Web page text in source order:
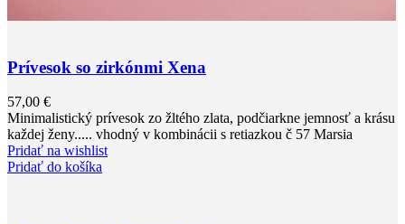
Prívesok so zirkónmi Xena
57,00 €
Minimalistický prívesok zo žltého zlata, podčiarkne jemnosť a krásu
každej ženy..... vhodný v kombinácii s retiazkou č 57 Marsia
Pridať na wishlist
Pridať do košíka